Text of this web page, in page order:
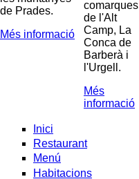
de Prades.
Més informació
comarques
de l'Alt
Camp, La
Conca de
Barberà i
l'Urgell.
Més
informació
Inici
Restaurant
Menú
Habitacions